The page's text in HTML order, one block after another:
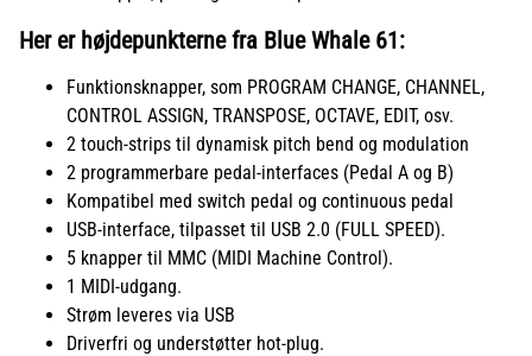
Her er højdepunkterne fra Blue Whale 61:
Funktionsknapper, som PROGRAM CHANGE, CHANNEL,
CONTROL ASSIGN, TRANSPOSE, OCTAVE, EDIT, osv.
2 touch-strips til dynamisk pitch bend og modulation
2 programmerbare pedal-interfaces (Pedal A og B)
Kompatibel med switch pedal og continuous pedal
USB-interface, tilpasset til USB 2.0 (FULL SPEED).
5 knapper til MMC (MIDI Machine Control).
1 MIDI-udgang.
Strøm leveres via USB
Driverfri og understøtter hot-plug.